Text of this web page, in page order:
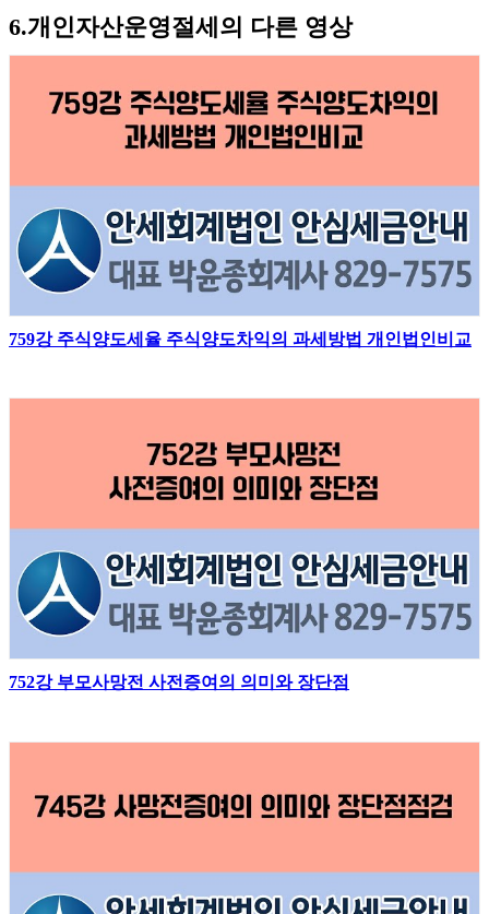
6.개인자산운영절세의 다른 영상
759강 주식양도세율 주식양도차익의 과세방법 개인법인비교
752강 부모사망전 사전증여의 의미와 장단점